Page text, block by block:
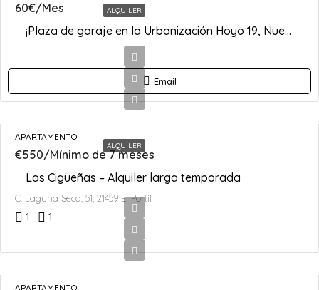
ALQUILER
60€/Mes
¡Plaza de garaje en la Urbanización Hoyo 19, Nuevo Portil!
Email
ALQUILER
APARTAMENTO
€550/Mínimo de 7 meses
Las Cigüeñas – Alquiler larga temporada
C. Laguna Seca, 51, 21459 El Portil
1 1
APARTAMENTO